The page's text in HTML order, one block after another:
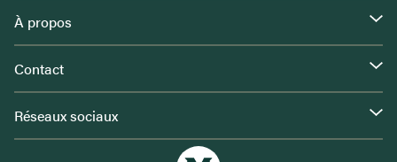
À propos
Contact
Réseaux sociaux